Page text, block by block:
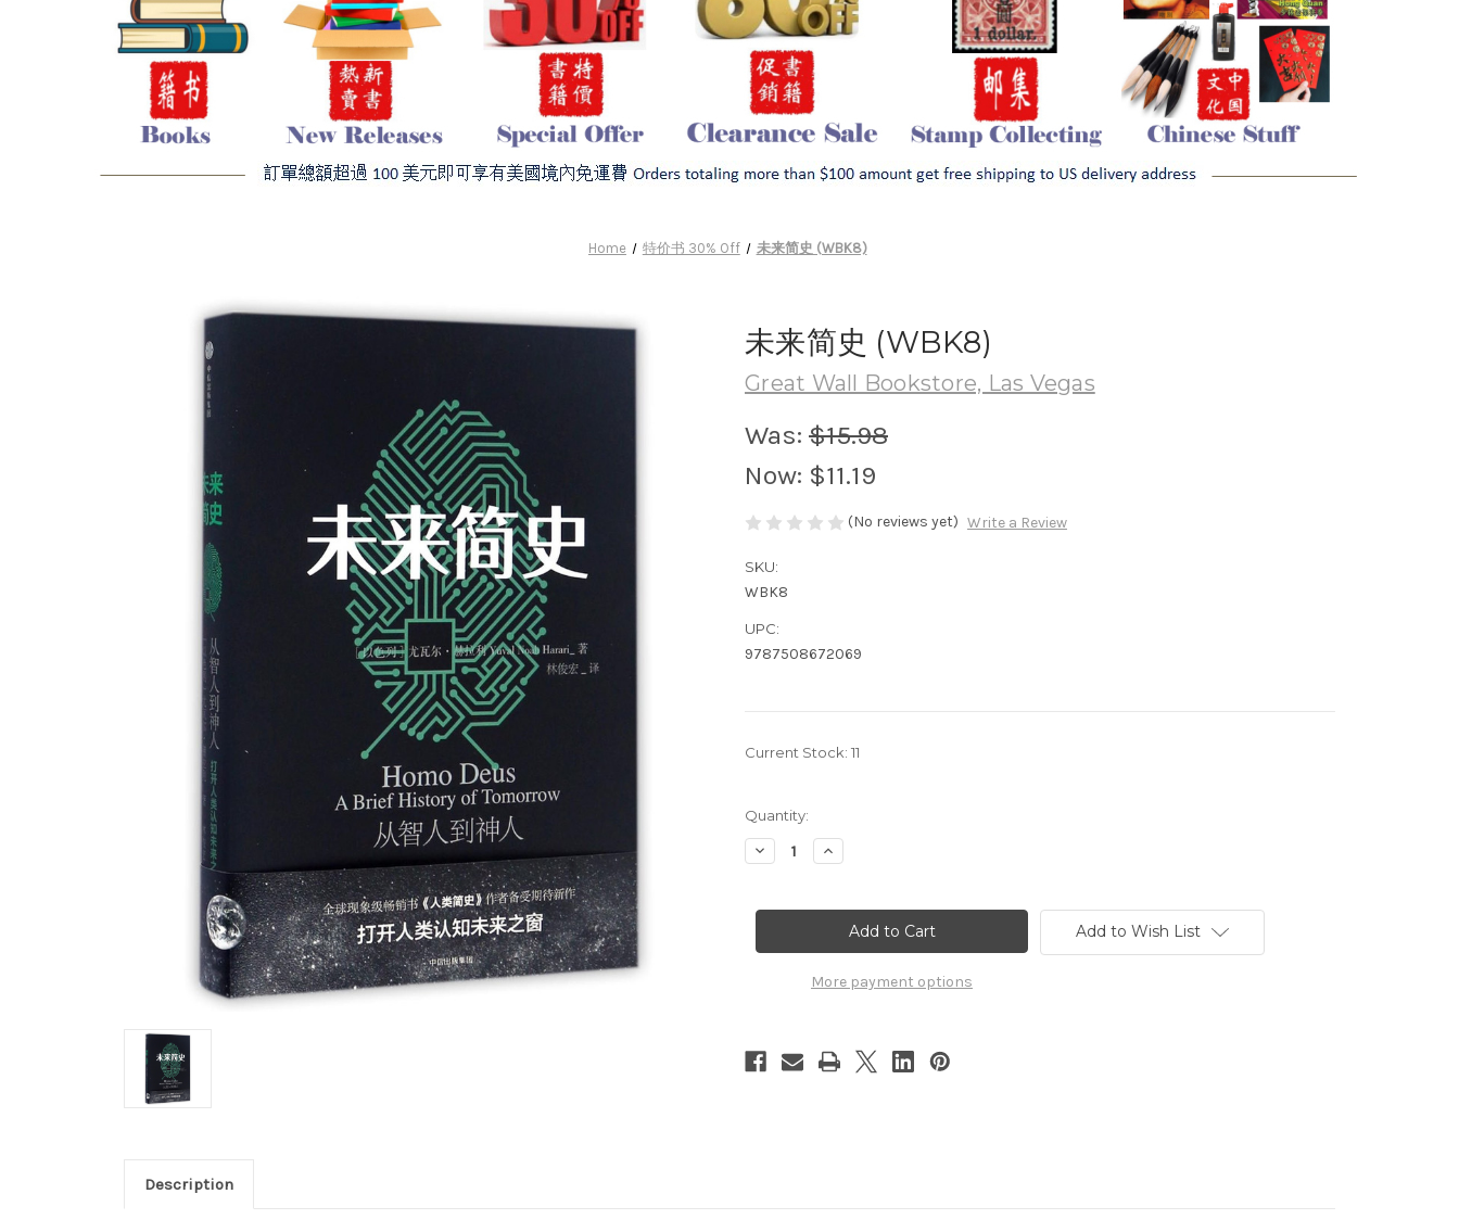
Home 特价书 30% Off 未来简史 (WBK8)
未来简史 (WBK8)
Great Wall Bookstore, Las Vegas
Was: $15.98
Now: $11.19
(No reviews yet) Write a Review
SKU:
WBK8
UPC:
9787508672069
Current Stock: 11
Quantity:
Decrease
Quantity
来
(WBK8)
Increase
Quantity
来
(WBK8)
More payment options
Add to Wish List
Description